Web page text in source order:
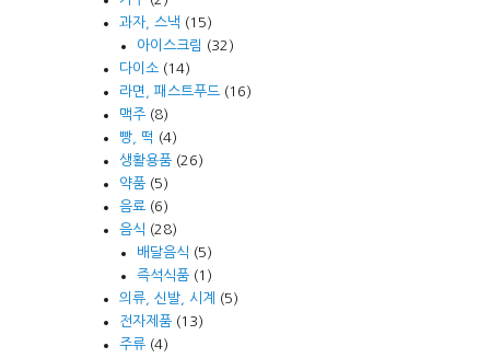
과자, 스낵 (15)
아이스크림 (32)
다이소(14)
라면, 패스트푸드(16)
맥주(8)
빵, 떡 (4)
생활용품(26)
약품(5)
음료(6)
음식 (28)
배달음식 (5)
즉석식품(1)
의류, 신발, 시계
(5)
전자제품(13)
주류(4)